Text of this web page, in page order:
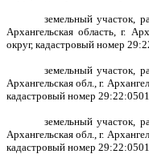
земельный участок,
Архангельская область, г.
округ, кадастровый номер
земельный участок,
Архангельская обл., г.
кадастровый номер
земельный участок,
Архангельская обл., г.
кадастровый номер